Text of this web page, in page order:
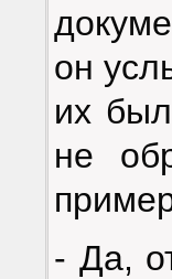
он
их
не
- Да,